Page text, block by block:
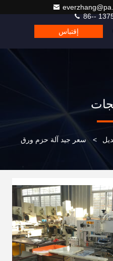
86--
إقتباس
> سعر جيد آلة حزم ورق